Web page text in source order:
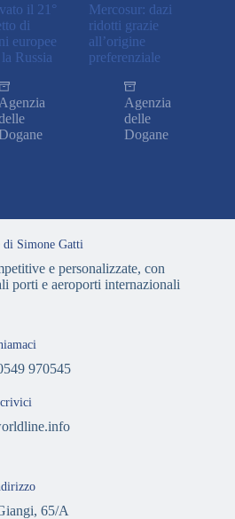
il 21°
di
europee
Russia
Agenzia
Mercosur: dazi
ridotti grazie
all’origine
preferenziale
Agenzia
delle
Dogane
Simone Gatti
e personalizzate, con
porti e aeroporti internazionali
970545
65/A